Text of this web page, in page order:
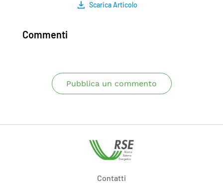
Scarica Articolo
Commenti
Pubblica un commento
Contatti